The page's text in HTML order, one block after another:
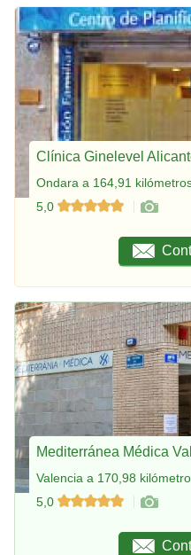
Clínica Ginelevel
Ondara a 164,91
5,0
Mediterránea Médica
Valencia a 170,98
5,0